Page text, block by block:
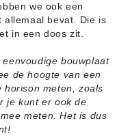
we ook een
allemaal bevat. Die is
in een doos zit.
bouwplaat
de hoogte van een
horison meten, zoals
je kunt er ook de
meten. Het is dus